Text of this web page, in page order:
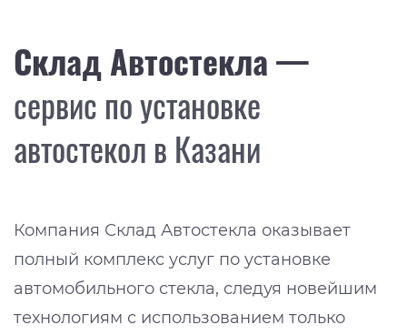
Склад Автостекла —
сервис по установке
автостекол в Казани
Компания Склад Автостекла оказывает
полный комплекс услуг по установке
автомобильного стекла, следуя новейшим
технологиям с использованием только